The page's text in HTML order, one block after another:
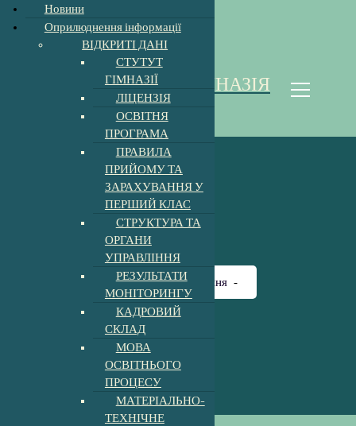
ХОЛМКІВСЬКА ГІМНАЗІЯ
Homoki Gimnázium
Головна дистанційне навчання -
Новини
Оприлюднення інформації
ВІДКРИТІ ДАНІ
СТУТУТ
ГІМНАЗІЇ
ЛІЦЕНЗІЯ
ОСВІТНЯ
ПРОГРАМА
ПРАВИЛА
ПРИЙОМУ ТА
ЗАРАХУВАННЯ У
ПЕРШИЙ КЛАС
СТРУКТУРА ТА
ОРГАНИ
УПРАВЛІННЯ
РЕЗУЛЬТАТИ
МОНІТОРИНГУ
КАДРОВИЙ
СКЛАД
МОВА
ОСВІТНЬОГО
ПРОЦЕСУ
МАТЕРІАЛЬНО-
ТЕХНІЧНЕ